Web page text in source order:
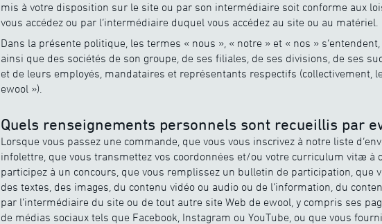
mis à votre disposition sur le site ou par son intermédiaire soit conforme aux
vous accédez ou par l’intermédiaire duquel vous accédez au site ou au matériel.
Dans la présente politique, les termes « nous », « notre » et « nos »
ainsi que des sociétés de son groupe, de ses filiales, de ses divisions, de ses
et de leurs employés, mandataires et représentants respectifs (collectivement,
ewool »).
Quels renseignements personnels sont recueillis par
Lorsque vous passez une commande, que vous vous inscrivez à notre liste
infolettre, que vous transmettez vos coordonnées et/ou votre curriculum vitæ à
participez à un concours, que vous remplissez un bulletin de participation, que
des textes, des images, du contenu vidéo ou audio ou de l’information, du
par l’intermédiaire du site ou de tout autre site Web de ewool, y compris ses
de médias sociaux tels que Facebook, Instagram ou YouTube, ou que vous